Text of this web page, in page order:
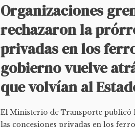
Organizaciones
rechazaron la
privadas en los
gobierno vuelve
que volvían al
El Ministerio de Transporte publicó
las concesiones privadas en los